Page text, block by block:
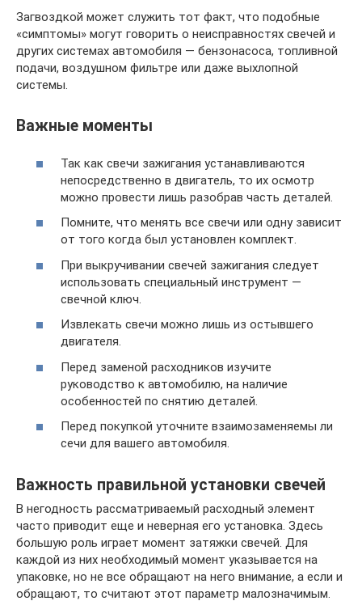
Загвоздкой может служить тот факт, что подобные
«симптомы» могут говорить о неисправностях свечей и
других системах автомобиля — бензонасоса, топливной
подачи, воздушном фильтре или даже выхлопной
системы.
Важные моменты
Так как свечи зажигания устанавливаются
непосредственно в двигатель, то их осмотр
можно провести лишь разобрав часть деталей.
Помните, что менять все свечи или одну зависит
от того когда был установлен комплект.
При выкручивании свечей зажигания следует
использовать специальный инструмент —
свечной ключ.
Извлекать свечи можно лишь из остывшего
двигателя.
Перед заменой расходников изучите
руководство к автомобилю, на наличие
особенностей по снятию деталей.
Перед покупкой уточните взаимозаменяемы ли
сечи для вашего автомобиля.
Важность правильной установки свечей
В негодность рассматриваемый расходный элемент
часто приводит еще и неверная его установка. Здесь
большую роль играет момент затяжки свечей. Для
каждой из них необходимый момент указывается на
упаковке, но не все обращают на него внимание, а если и
обращают, то считают этот параметр малозначимым.